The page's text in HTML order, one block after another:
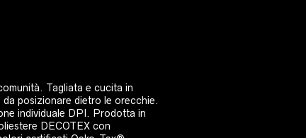
Tagliata e cucita in
posizionare dietro le orecchie.
individuale DPI. Prodotta in
DECOTEX con